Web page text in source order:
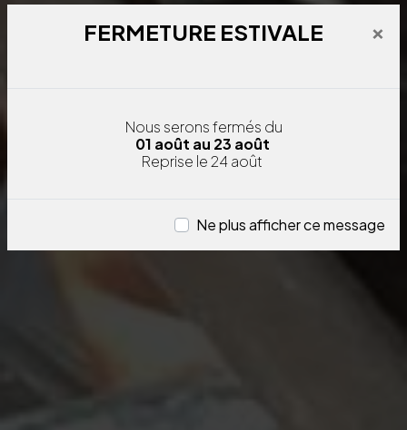
FERMETURE ESTIVALE ×
Nous serons fermés du
01 août au 23 août
Reprise le 24 août
Ne plus afficher ce message